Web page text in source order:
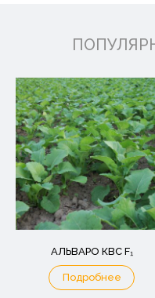
АЛЬВАРО КВС F₁
Подробнее